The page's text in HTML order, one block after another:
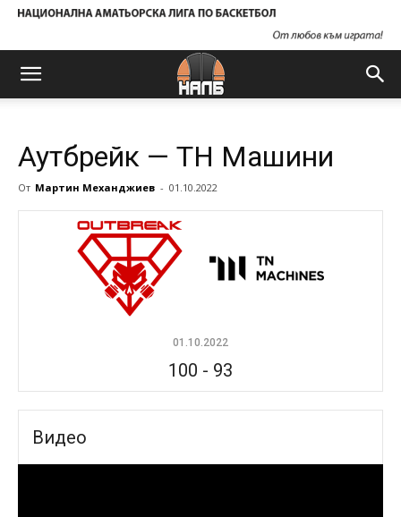
Аутбрейк — ТН Машини
От Мартин Механджиев - 01.10.2022
01.10.2022
100 - 93
Видео